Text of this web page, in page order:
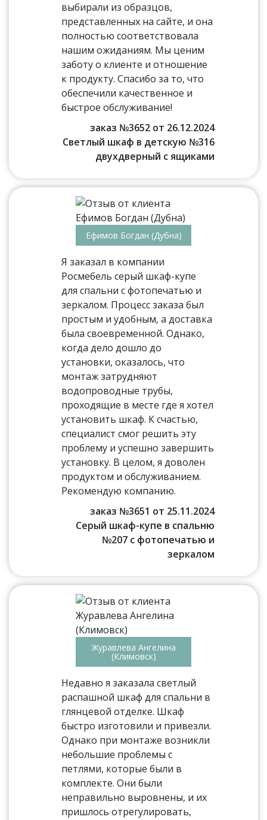
выбирали из образцов,
представленных на сайте, и она
полностью соответствовала
нашим ожиданиям. Мы ценим
заботу о клиенте и отношение
к продукту. Спасибо за то, что
обеспечили качественное и
быстрое обслуживание!
заказ №3652 от 26.12.2024
Светлый шкаф в детскую №316
двухдверный с ящиками
Ефимов Богдан (Дубна)
Я заказал в компании
Росмебель серый шкаф-купе
для спальни с фотопечатью и
зеркалом. Процесс заказа был
простым и удобным, а доставка
была своевременной. Однако,
когда дело дошло до
установки, оказалось, что
монтаж затрудняют
водопроводные трубы,
проходящие в месте где я хотел
установить шкаф. К счастью,
специалист смог решить эту
проблему и успешно завершить
установку. В целом, я доволен
продуктом и обслуживанием.
Рекомендую компанию.
заказ №3651 от 25.11.2024
Серый шкаф-купе в спальню
№207 с фотопечатью и
зеркалом
Журавлева Ангелина
(Климовск)
Недавно я заказала светлый
распашной шкаф для спальни в
глянцевой отделке. Шкаф
быстро изготовили и привезли.
Однако при монтаже возникли
небольшие проблемы с
петлями, которые были в
комплекте. Они были
неправильно выровнены, и их
пришлось отрегулировать,